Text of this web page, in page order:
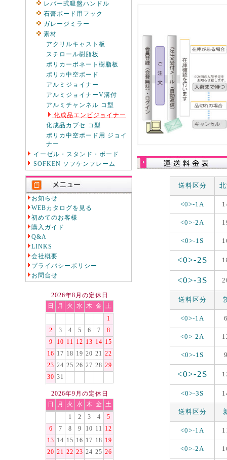
レバー式吸盤ハンドル
石膏ボード用フック
ガレージミラー
素材
アクリルキャスト板
スチロール樹脂板
ポリカーボネート樹脂板
ポリカ中空ボード
アルミジョイナー
アルミジョイナーV溝付
アルミチャンネル コ型
化成品エンビジョイナー
化成品カブセ コ型
ポリカ中空ボード用 ジョイ
ナー
イーゼル・スタンド・ボード
SOFKEN ソフケンフレーム
お知らせ
WEBカタログを見る
初めてのお客様
購入ガイド
Q&A
LINKS
会社概要
プライバシーポリシー
お問合せ
2026年8月の定休日
日
月 火 水 木 金
土
1
2
3 4 5 6 7
8
9
10 11 12 13 14 15
16 17 18 19 20 21 22
23 24 25 26 27 28 29
30 31
2026年9月の定休日
日
月 火 水 木 金
土
1
2 3 4
5
6
7 8 9 10 11
12
13 14 15 16 17 18 19
20 21 22 23 24 25 26
送料区分
<0>-1A
<0>-2A
<0>-1S
<0>-2S
<0>-3S
送料区分
<0>-1A
<0>-2A
<0>-1S
<0>-2S
<0>-3S
送料区分
<0>-1A
<0>-2A